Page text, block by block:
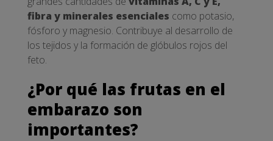
fibra y minerales esenciales como potasio,
fósforo y magnesio. Contribuye al desarrollo de
los tejidos y la formación de glóbulos rojos del
feto.
¿Por qué las frutas en el
embarazo son
importantes?